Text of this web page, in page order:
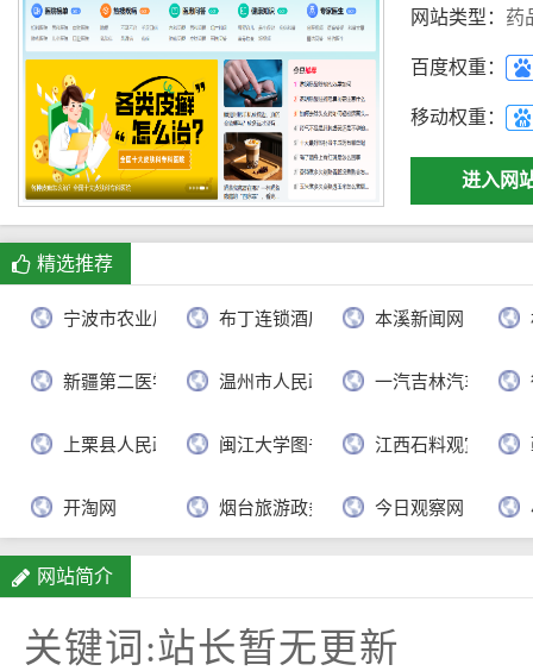
网站类型： 药
百度权重：
移动权重：
进入网
精选推荐
宁波市农业局 布丁连锁酒店官网 本溪新闻网
新疆第二医学院 温州市人民政府 一汽吉林汽车有限
上栗县人民政府 闽江大学图书馆 江西石料观赏网
开淘网 烟台旅游政务网 今日观察网
网站简介
关键词:站长暂无更新